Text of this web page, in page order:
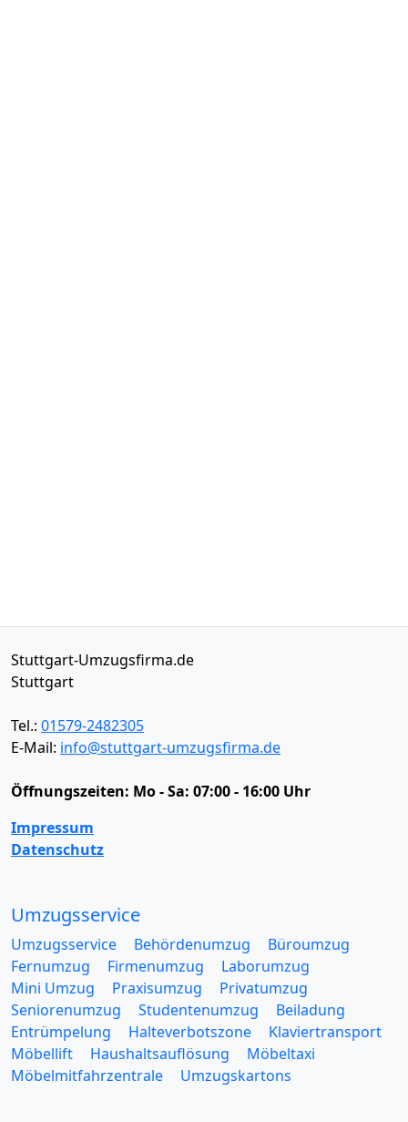
Stuttgart-Umzugsfirma.de
Stuttgart
Tel.: 01579-2482305
E-Mail: info@stuttgart-umzugsfirma.de
Öffnungszeiten: Mo - Sa: 07:00 - 16:00 Uhr
Impressum
Datenschutz
Umzugsservice
Umzugsservice Behördenumzug
Büroumzug
Fernumzug
Firmenumzug
Laborumzug
Mini Umzug
Praxisumzug
Privatumzug
Seniorenumzug
Studentenumzug
Beiladung
Entrümpelung
Halteverbotszone
Klaviertransport
Möbellift
Haushaltsauflösung
Möbeltaxi
Möbelmitfahrzentrale
Umzugskartons